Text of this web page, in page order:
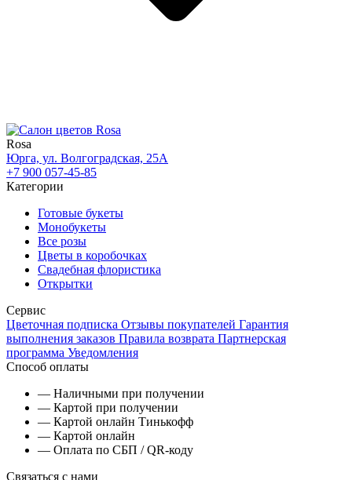
Rosa
Юрга, ул. Волгоградская, 25А
+7 900 057-45-85
Категории
Готовые букеты
Монобукеты
Все розы
Цветы в коробочках
Свадебная флористика
Открытки
Сервис
Цветочная подписка Отзывы покупателей Гарантия
выполнения заказов Правила возврата Партнерская
программа Уведомления
Способ оплаты
— Наличными при получении
— Картой при получении
— Картой онлайн Тинькофф
— Картой онлайн
— Оплата по СБП / QR-коду
Связаться с нами